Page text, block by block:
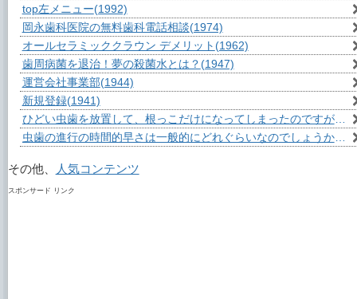
top左メニュー(1992)
岡永歯科医院の無料歯科電話相談(1974)
オールセラミッククラウン デメリット (1962)
歯周病菌を退治！夢の殺菌水とは？ (1947)
運営会社事業部(1944)
新規登録(1941)
ひどい虫歯を放置して、根っこだけになってしまったのですが？
虫歯の進行の時間的早さは一般的にどれぐらいなのでしょうか？
その他、 人気コンテンツ
スポンサード リンク